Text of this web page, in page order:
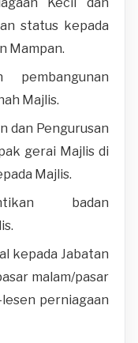
status kepada
Mampan.
pembangunan
Majlis.
dan Pengurusan
gerai Majlis di
Majlis.
badan
kepada Jabatan
malam/pasar
perniagaan